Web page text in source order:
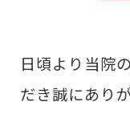
日頃より当院
だき誠にあり